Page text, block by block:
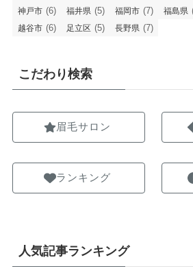
神戸市 (6) 福井県 (5) 福岡市 (7) 福島県
越谷市 (6) 足立区 (5) 長野県 (7)
こだわり検索
眉毛サロン
ランキング
人気記事ランキング